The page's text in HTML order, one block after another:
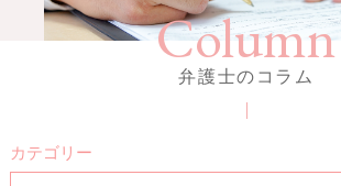
Column
弁護士のコラム
カテゴリー